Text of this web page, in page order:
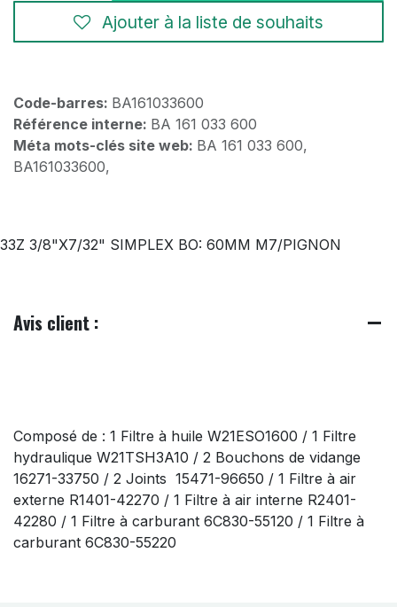
Ajouter à la liste de souhaits
Code-barres: BA161033600
Référence interne: BA 161 033 600
Méta mots-clés site web: BA 161 033 600,
BA161033600,
33Z 3/8"X7/32" SIMPLEX BO: 60MM M7/PIGNON
Avis client :
Composé de : 1 Filtre à huile W21ESO1600 / 1 Filtre
hydraulique W21TSH3A10 / 2 Bouchons de vidange
16271-33750 / 2 Joints 15471-96650 / 1 Filtre à air
externe R1401-42270 / 1 Filtre à air interne R2401-
42280 / 1 Filtre à carburant 6C830-55120 / 1 Filtre à
carburant 6C830-55220